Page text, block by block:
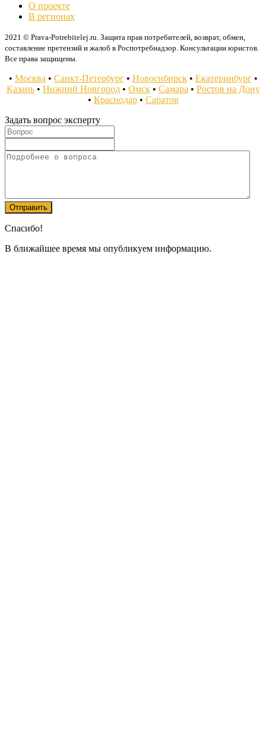
О проекте
В регионах
2021 © Prava-Potrebitelej.ru. Защита прав потребителей, возврат, обмен,
составление претензий и жалоб в Роспотребнадзор. Консультации юристов.
Все права защищены.
• Москва • Санкт-Петербург• Новосибирск• Екатеринбург•
Казань• Нижний Новгород• Омск• Самара • Ростов на Дону
• Краснодар• Саратов
Задать вопрос эксперту
Спасибо!
В ближайшее время мы опубликуем информацию.